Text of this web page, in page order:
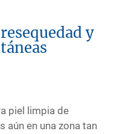
y
piel limpia de
aún en una zona tan